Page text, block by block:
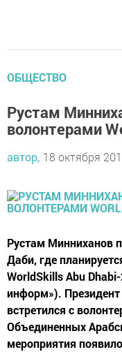
ОБЩЕСТВО
Рустам
волонтерами
автор, 18 октября
Рустам Минниханов
Даби, где
WorldSkills Abu
информ»).
встретился с
Объединенных
мероприятия